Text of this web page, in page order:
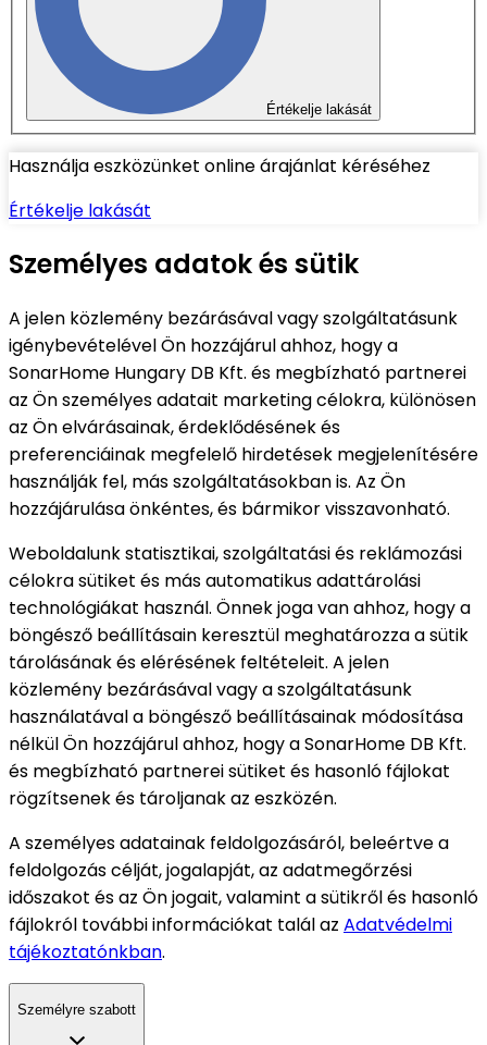
Értékelje lakását
Használja eszközünket online árajánlat kéréséhez
Értékelje lakását
Személyes adatok és sütik
A jelen közlemény bezárásával vagy szolgáltatásunk
igénybevételével Ön hozzájárul ahhoz, hogy a
SonarHome Hungary DB Kft. és megbízható partnerei
az Ön személyes adatait marketing célokra, különösen
az Ön elvárásainak, érdeklődésének és
preferenciáinak megfelelő hirdetések megjelenítésére
használják fel, más szolgáltatásokban is. Az Ön
hozzájárulása önkéntes, és bármikor visszavonható.
Weboldalunk statisztikai, szolgáltatási és reklámozási
célokra sütiket és más automatikus adattárolási
technológiákat használ. Önnek joga van ahhoz, hogy a
böngésző beállításain keresztül meghatározza a sütik
tárolásának és elérésének feltételeit. A jelen
közlemény bezárásával vagy a szolgáltatásunk
használatával a böngésző beállításainak módosítása
nélkül Ön hozzájárul ahhoz, hogy a SonarHome DB Kft.
és megbízható partnerei sütiket és hasonló fájlokat
rögzítsenek és tároljanak az eszközén.
A személyes adatainak feldolgozásáról, beleértve a
feldolgozás célját, jogalapját, az adatmegőrzési
időszakot és az Ön jogait, valamint a sütikről és hasonló
fájlokról további információkat talál az Adatvédelmi
tájékoztatónkban.
Személyre szabott